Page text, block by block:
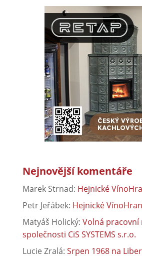
Nejnovější komentáře
Marek Strnad: Hejnické
Petr Jeřábek: Hejnické
Matyáš Holický: Volná pracovní
společnosti CiS SYSTEMS s.r.o.
Lucie Zralá: Srpen 1968 na